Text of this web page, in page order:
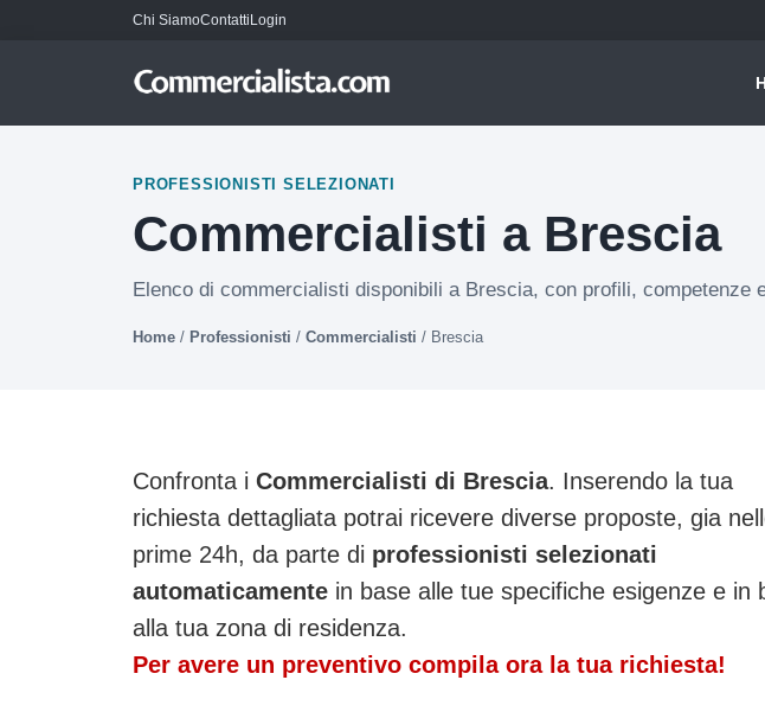
Chi SiamoContattiLogin
PROFESSIONISTI SELEZIONATI
Commercialisti a Brescia
Elenco di commercialisti disponibili a Brescia, con profili, competenze
Home / Professionisti / Commercialisti / Brescia
Confronta i Commercialisti di Brescia. Inserendo la tua
richiesta dettagliata potrai ricevere diverse proposte, gia
prime 24h, da parte di professionisti selezionati
automaticamente in base alle tue specifiche esigenze e in
alla tua zona di residenza.
Per avere un preventivo compila ora la tua richiesta!